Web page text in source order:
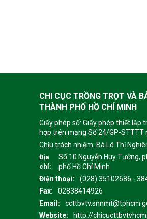
CHI CỤC TRỒNG TRỌT VÀ
THÀNH PHỐ HỒ CHÍ MINH
Giấy phép số: Giấy phép thiết lập
hợp trên mạng Số 24/GP-
Chịu trách nhiệm: Bà Lê Thị
Địa
chỉ:
Số 10 Nguyễn Huy Tưởng,
phố Hồ Chí Minh
Điện thoại:
(028) 35102686 -
Fax:
02838414926
Email:
Website:
http://